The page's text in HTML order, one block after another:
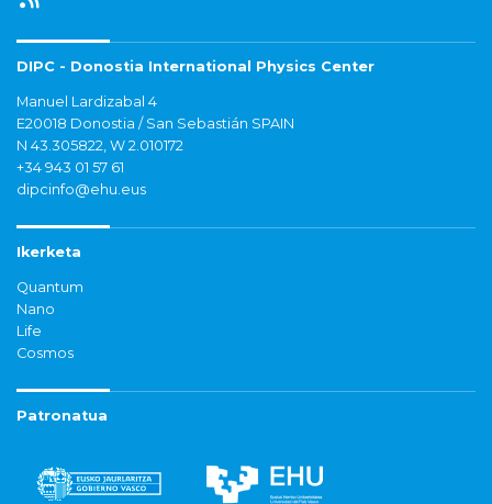
DIPC - Donostia International Physics Center
Manuel Lardizabal 4
E20018 Donostia / San Sebastián SPAIN
N 43.305822, W 2.010172
+34 943 01 57 61
dipcinfo@ehu.eus
Ikerketa
Quantum
Nano
Life
Cosmos
Patronatua